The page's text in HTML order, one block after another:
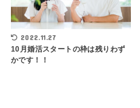
2022.11.27
10月婚活スタートの枠は残りわず
かです！！